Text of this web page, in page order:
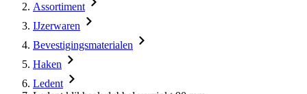
Assortiment
IJzerwaren
Bevestigingsmaterialen
Haken
Ledent